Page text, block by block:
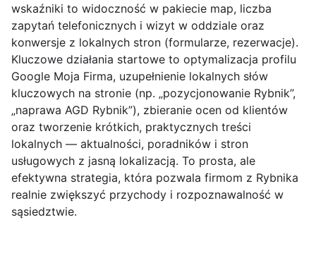
wskaźniki to widoczność w pakiecie map, liczba
zapytań telefonicznych i wizyt w oddziale oraz
konwersje z lokalnych stron (formularze, rezerwacje).
Kluczowe działania startowe to optymalizacja profilu
Google Moja Firma, uzupełnienie lokalnych słów
kluczowych na stronie (np. „pozycjonowanie Rybnik”,
„naprawa AGD Rybnik”), zbieranie ocen od klientów
oraz tworzenie krótkich, praktycznych treści
lokalnych — aktualności, poradników i stron
usługowych z jasną lokalizacją. To prosta, ale
efektywna strategia, która pozwala firmom z Rybnika
realnie zwiększyć przychody i rozpoznawalność w
sąsiedztwie.